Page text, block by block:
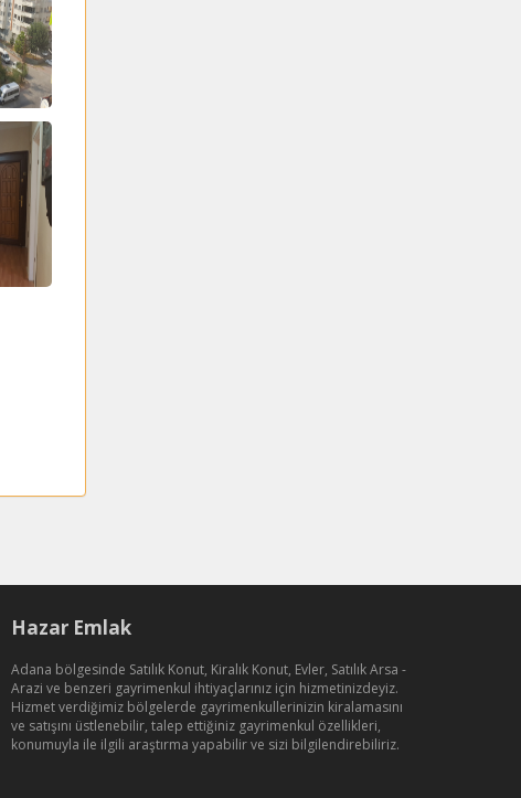
Hazar Emlak
Adana bölgesinde Satılık Konut, Kiralık Konut, Evler, Satılık Arsa -
Arazi ve benzeri gayrimenkul ihtiyaçlarınız için hizmetinizdeyiz.
Hizmet verdiğimiz bölgelerde gayrimenkullerinizin kiralamasını
ve satışını üstlenebilir, talep ettiğiniz gayrimenkul özellikleri,
konumuyla ile ilgili araştırma yapabilir ve sizi bilgilendirebiliriz.